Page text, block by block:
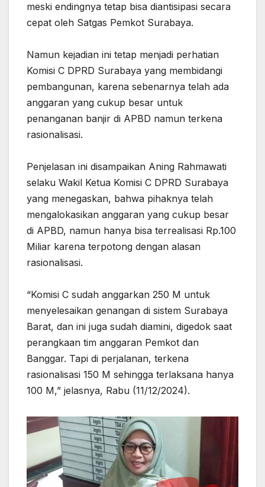
meski endingnya tetap bisa diantisipasi secara
cepat oleh Satgas Pemkot Surabaya.
Namun kejadian ini tetap menjadi perhatian
Komisi C DPRD Surabaya yang membidangi
pembangunan, karena sebenarnya telah ada
anggaran yang cukup besar untuk
penanganan banjir di APBD namun terkena
rasionalisasi.
Penjelasan ini disampaikan Aning Rahmawati
selaku Wakil Ketua Komisi C DPRD Surabaya
yang menegaskan, bahwa pihaknya telah
mengalokasikan anggaran yang cukup besar
di APBD, namun hanya bisa terrealisasi Rp.100
Miliar karena terpotong dengan alasan
rasionalisasi.
“Komisi C sudah anggarkan 250 M untuk
menyelesaikan genangan di sistem Surabaya
Barat, dan ini juga sudah diamini, digedok saat
perangkaan tim anggaran Pemkot dan
Banggar. Tapi di perjalanan, terkena
rasionalisasi 150 M sehingga terlaksana hanya
100 M,” jelasnya, Rabu (11/12/2024).